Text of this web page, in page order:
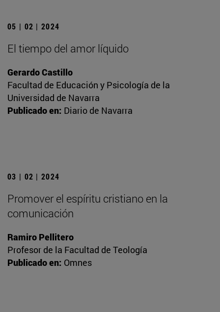
05 | 02 | 2024
El tiempo del amor líquido
Gerardo Castillo
Facultad de Educación y Psicología de la
Universidad de Navarra
Publicado en: Diario de Navarra
03 | 02 | 2024
Promover el espíritu cristiano en la
comunicación
Ramiro Pellitero
Profesor de la Facultad de Teología
Publicado en: Omnes